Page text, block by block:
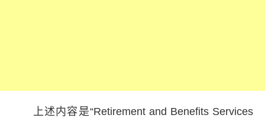
上述内容是“Retirement and Benefits Services